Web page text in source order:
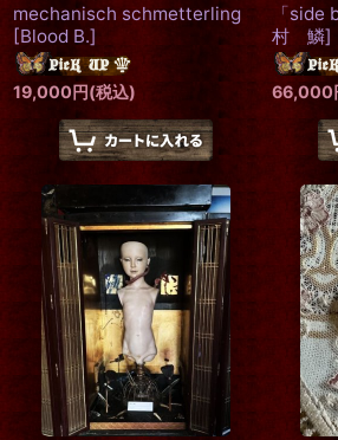
mechanisch schmetterling
[Blood B.]
19,000円(税込)
「side
村 鱗]
66,000